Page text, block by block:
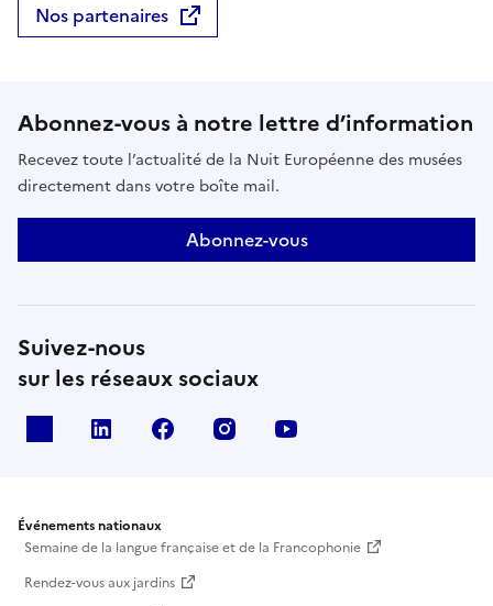
Nos partenaires
Abonnez-vous à notre lettre d’information
Recevez toute l’actualité de la Nuit Européenne des musées
directement dans votre boîte mail.
Abonnez-vous
Suivez-nous
sur les réseaux sociaux
Linkedin Facebook Instagram
Événements nationaux
Semaine de la langue française et de la Francophonie
Rendez-vous aux jardins